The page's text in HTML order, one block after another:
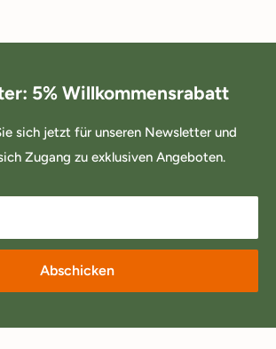
5% Willkommensrabatt
sich jetzt für unseren Newsletter und
Zugang zu exklusiven Angeboten.
Abschicken